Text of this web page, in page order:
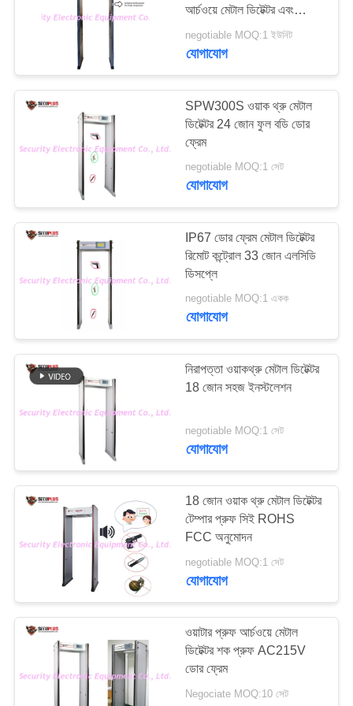
PRIVACY
POLICY
Explosives Detector
নন-লিনিয়ার জংশন ডিটেক্টর
5
রাস্তা সুরক্ষা সরঞ্জাম
Bottle Liquid
Scanner
আর্চওয়ে মেটাল ডিটেক্টর এবং
মানুষের তাপমাত্রা সনাক্তকরণ
negotiable MOQ:1 ইউনিট
যোগাযোগ
SPW300S ওয়াক থ্রু মেটাল
ডিটেক্টর 24 জোন ফুল বডি ডোর
ফ্রেম
negotiable MOQ:1 সেট
যোগাযোগ
IP67 ডোর ফ্রেম মেটাল ডিটেক্টর
রিমোট কন্ট্রোল 33 জোন এলসিডি
ডিসপ্লে
negotiable MOQ:1 একক
যোগাযোগ
নিরাপত্তা ওয়াকথ্রু মেটাল ডিটেক্টর
18 জোন সহজ ইনস্টলেশন
negotiable MOQ:1 সেট
যোগাযোগ
18 জোন ওয়াক থ্রু মেটাল ডিটেক্টর
টেম্পার প্রুফ সিই ROHS
FCC অনুমোদন
negotiable MOQ:1 সেট
যোগাযোগ
ওয়াটার প্রুফ আর্চওয়ে মেটাল
ডিটেক্টর শক প্রুফ AC215V
ডোর ফ্রেম
Negociate MOQ:10 সেট